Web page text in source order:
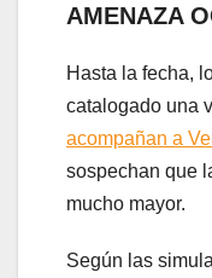
AMENAZA
Hasta la fecha,
catalogado una
acompañan a
sospechan que
mucho mayor.
Según las